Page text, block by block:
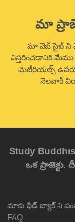
మా
మా వెబ్ సైట్ ని
విస్తరించడానికి
మెటీరియల్స్
నెలవారీ
Study
ఒక ప్రాజెక్టు.
మాకు ఫీడ్ బ్యాక్ ని
FAQ